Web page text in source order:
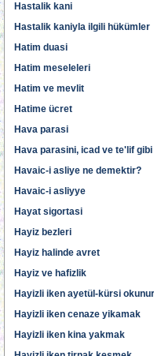
Hastalik kani
Hastalik kaniyla ilgili hükümler
Hatim duasi
Hatim meseleleri
Hatim ve mevlit
Hatime ücret
Hava parasi
Hava parasini, icad ve te'lif
Havaic-i asliye ne demektir?
Havaic-i asliyye
Hayat sigortasi
Hayiz bezleri
Hayiz halinde avret
Hayiz ve hafizlik
Hayizli iken ayetül-kürsi
Hayizli iken cenaze yikamak
Hayizli iken kina yakmak